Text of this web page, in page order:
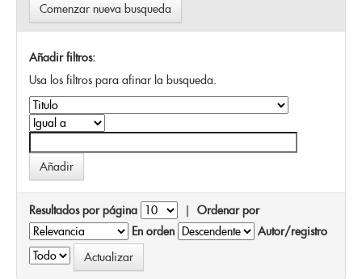
Comenzar nueva busqueda
Añadir filtros:
Usa los filtros para afinar la busqueda.
Resultados por página | Ordenar por
En orden
Autor/registro